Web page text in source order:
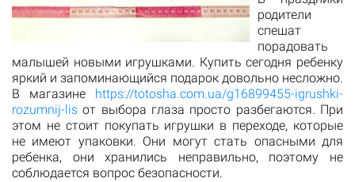
родители
спешат
порадовать
малышей новыми игрушками. Купить сегодня ребенку
яркий и запоминающийся подарок довольно несложно.
В магазине
https://totosha.com.ua/g16899455-igrushki-
rozumnij-lis от выбора глаза просто разбегаются. При
этом не стоит покупать игрушки в переходе, которые
не имеют упаковки. Они могут стать опасными для
ребенка, они хранились неправильно, поэтому не
соблюдается вопрос безопасности.